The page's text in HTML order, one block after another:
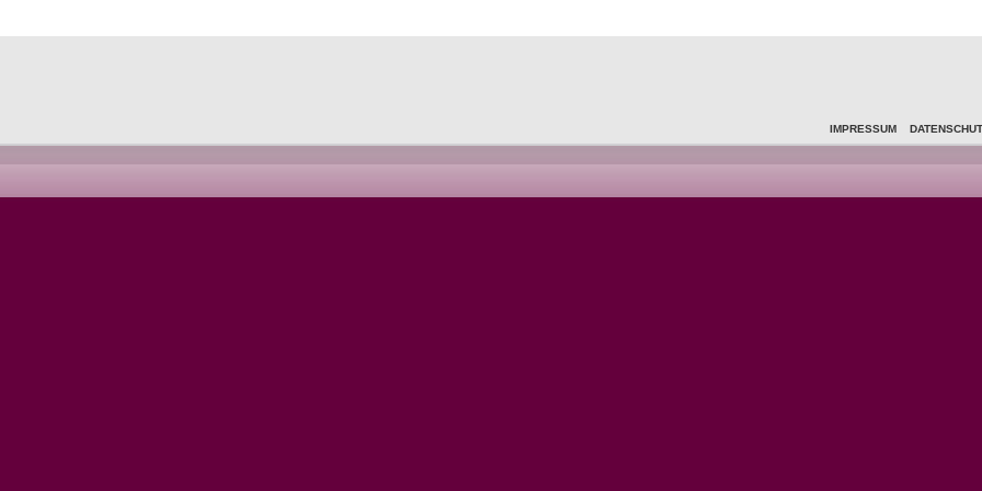
IMPRESSUM